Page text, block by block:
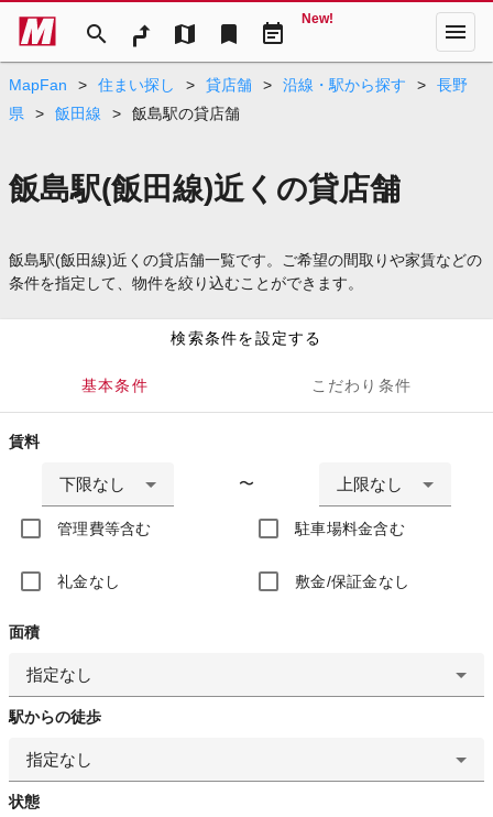
search map bookmark event_note
New! menu
MapFan > 住まい探し > 貸店舗 > 沿線・駅から探す >
長野
県
> 飯田線 > 飯島駅の貸店舗
飯島駅(飯田線)近くの貸店舗
飯島駅(飯田線)近くの貸店舗一覧です。ご希望の間取りや家賃などの
条件を指定して、物件を絞り込むことができます。
検索条件を設定する
基本条件 こだわり条件
賃料
下限なし 〜 上限なし
管理費等含む 駐車場料金含む
礼金なし 敷金/保証金なし
面積
指定なし
駅からの徒歩
指定なし
状態